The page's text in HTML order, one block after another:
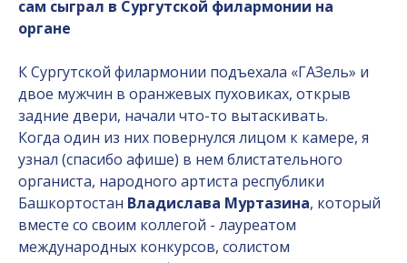
сам сыграл в Сургутской филармонии на
органе
К Сургутской филармонии подъехала «ГАЗель» и
двое мужчин в оранжевых пуховиках, открыв
задние двери, начали что-то вытаскивать.
Когда один из них повернулся лицом к камере, я
узнал (спасибо афише) в нем блистательного
органиста, народного артиста республики
Башкортостан Владислава Муртазина, который
вместе со своим коллегой - лауреатом
международных конкурсов, солистом